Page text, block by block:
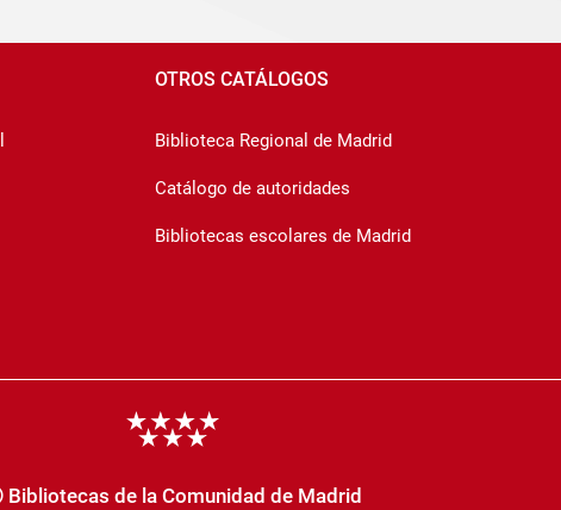
OTROS CATÁLOGOS
Biblioteca Regional de Madrid
Catálogo de autoridades
Bibliotecas escolares de Madrid
Bibliotecas de la Comunidad de Madrid